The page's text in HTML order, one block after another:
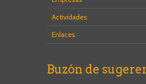
Actividades
Enlaces
Buzón de